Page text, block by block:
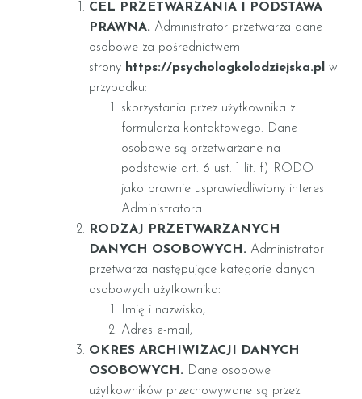
CEL PRZETWARZANIA I PODSTAWA
PRAWNA. Administrator przetwarza dane
osobowe za pośrednictwem
strony https://psychologkolodziejska.pl w
przypadku:
skorzystania przez użytkownika z
formularza kontaktowego. Dane
osobowe są przetwarzane na
podstawie art. 6 ust. 1 lit. f) RODO
jako prawnie usprawiedliwiony interes
Administratora.
RODZAJ PRZETWARZANYCH
DANYCH OSOBOWYCH. Administrator
przetwarza następujące kategorie danych
osobowych użytkownika:
Imię i nazwisko,
Adres e-mail,
OKRES ARCHIWIZACJI DANYCH
OSOBOWYCH. Dane osobowe
użytkowników przechowywane są przez